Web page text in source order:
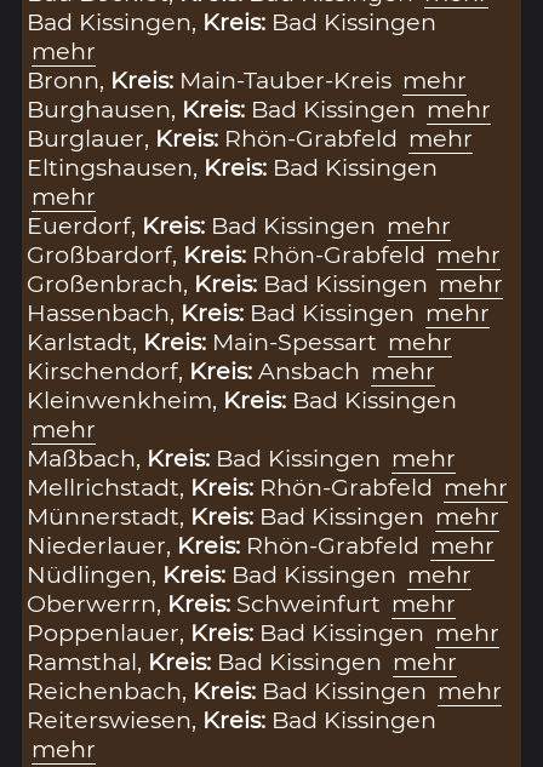
Bad Kissingen, Kreis: Bad Kissingen
mehr
Bronn, Kreis: Main-Tauber-Kreis mehr
Burghausen, Kreis: Bad Kissingen mehr
Burglauer, Kreis: Rhön-Grabfeld mehr
Eltingshausen, Kreis: Bad Kissingen
mehr
Euerdorf, Kreis: Bad Kissingen mehr
Großbardorf, Kreis: Rhön-Grabfeld mehr
Großenbrach, Kreis: Bad Kissingen mehr
Hassenbach, Kreis: Bad Kissingen mehr
Karlstadt, Kreis: Main-Spessart mehr
Kirschendorf, Kreis:Ansbach mehr
Kleinwenkheim, Kreis: Bad Kissingen
mehr
Maßbach, Kreis: Bad Kissingen mehr
Mellrichstadt, Kreis: Rhön-Grabfeld mehr
Münnerstadt, Kreis: Bad Kissingen mehr
Niederlauer, Kreis: Rhön-Grabfeld mehr
Nüdlingen, Kreis: Bad Kissingen mehr
Oberwerrn, Kreis: Schweinfurt mehr
Poppenlauer, Kreis: Bad Kissingen mehr
Ramsthal, Kreis: Bad Kissingen mehr
Reichenbach, Kreis: Bad Kissingen mehr
Reiterswiesen, Kreis: Bad Kissingen
mehr